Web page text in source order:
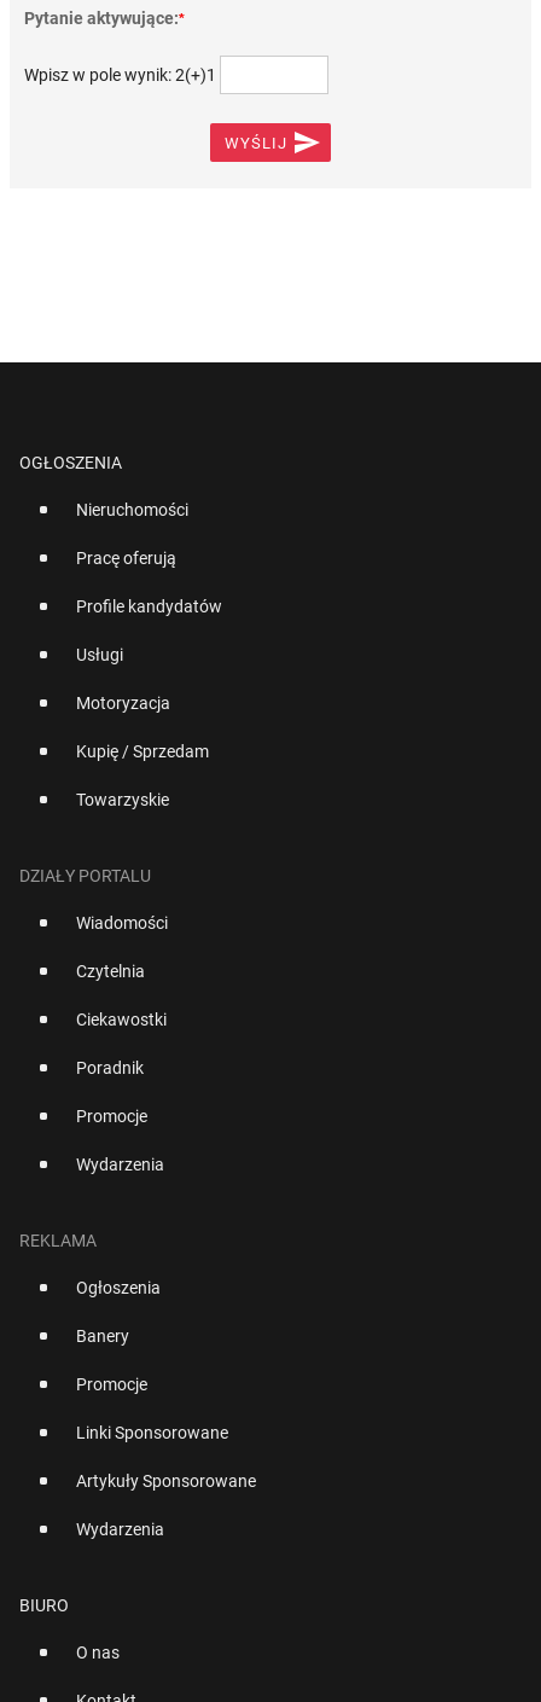
Pytanie aktywujące:*
Wpisz w pole wynik: 2(+)1
WYŚLIJ 
OGŁOSZENIA
Nieruchomości
Pracę oferują
Profile kandydatów
Usługi
Motoryzacja
Kupię / Sprzedam
Towarzyskie
DZIAŁY PORTALU
Wiadomości
Czytelnia
Ciekawostki
Poradnik
Promocje
Wydarzenia
REKLAMA
Ogłoszenia
Banery
Promocje
Linki Sponsorowane
Artykuły Sponsorowane
Wydarzenia
BIURO
O nas